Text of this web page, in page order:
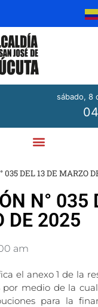
de
sábado, 8
035 DEL 13 DE MARZO
N° 035
DE 2025
am
el anexo 1 de la
por medio de la
para la